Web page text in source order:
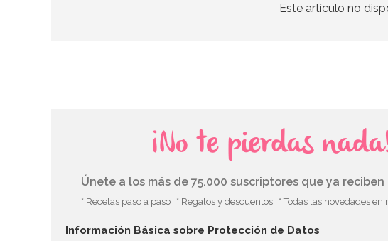
Este artículo no
¡No te pierdas
Únete a los más de 75.000 suscriptores que ya
* Recetas paso a paso * Regalos y descuentos * Todas las novedades en
Información Básica sobre Protección de Datos